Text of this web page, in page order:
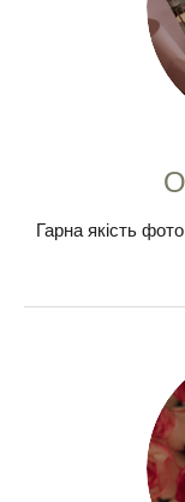
Гарна якість